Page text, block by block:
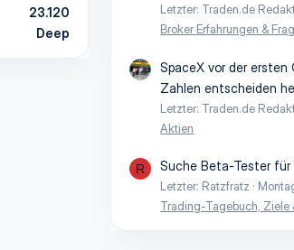
23.120
Deep
Letzter: Traden.de
Broker Erfahrungen &
SpaceX vor der ersten
Zahlen entscheiden
Letzter: Traden.de
Aktien
R Suche Beta-Tester für
Letzter: Ratzfratz
Trading-Tagebuch, Ziele